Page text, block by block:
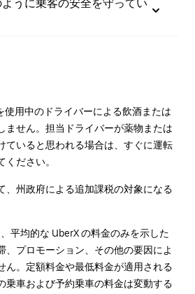
うに乗客の安全を守ってい
使用中のドライバーによる飲酒または
ません。担当ドライバーが薬物または
ていると思われる場合は、すぐに運転
ださい。
、州政府による追加課税の対象になる
平均的な UberX の料金のみを示した
、プロモーション、その他の要因によ
ん。定額料金や最低料金が適用される
乗車および予約乗車の料金は変動する